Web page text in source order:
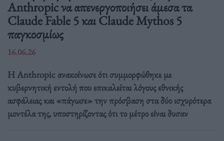
Anthropic να απενεργοποιήσει άμεσα τα
Claude Fable 5 και Claude Mythos 5
παγκοσμίως
16.06.26
Η Anthropic ανακοίνωσε ότι συμμορφώθηκε με
κυβερνητική εντολή που επικαλείται λόγους εθνικής
ασφάλειας και «πάγωσε» την πρόσβαση στα δύο ισχυρότερα
μοντέλα της, υποστηρίζοντας ότι το μέτρο είναι δυσαν